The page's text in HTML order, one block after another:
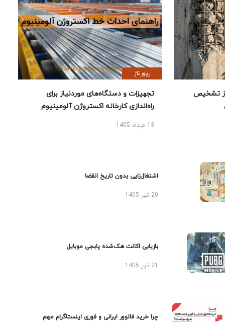
تشخیص
رپورتاژ
تجهیزات و دستگاه‌های موردنیاز برای
راه‌اندازی کارخانه اکستروژن آلومینیوم
13 مرداد 1405
اشتغال‌زایی بدون تاریخ انقضا
20 تیر 1405
بازیابی اکانت هک‌شده پابجی موبایل
چرا خرید فالوور ایرانی و فوری اینستاگرام مهم